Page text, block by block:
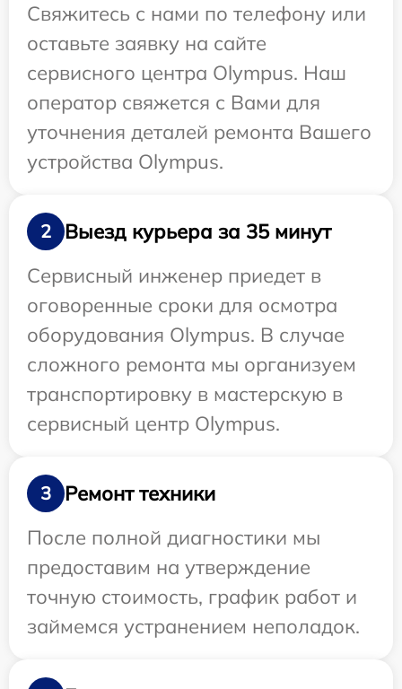
Свяжитесь с нами по телефону или
оставьте заявку на сайте
сервисного центра Olympus. Наш
оператор свяжется с Вами для
уточнения деталей ремонта Вашего
устройства Olympus.
2
Выезд курьера за 35 минут
Сервисный инженер приедет в
оговоренные сроки для осмотра
оборудования Olympus. В случае
сложного ремонта мы организуем
транспортировку в мастерскую в
сервисный центр Olympus.
3
Ремонт техники
После полной диагностики мы
предоставим на утверждение
точную стоимость, график работ и
займемся устранением неполадок.